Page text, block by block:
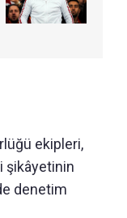
ekipleri,
şikâyetinin
denetim